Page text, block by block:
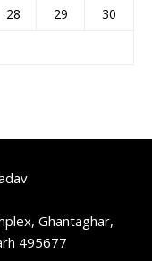
28 29
30
Ghantaghar,
495677